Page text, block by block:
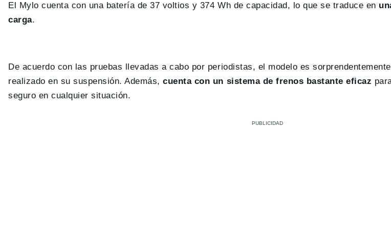
El Mylo cuenta con una batería de 37 voltios y 374 Wh de capacidad, lo que se traduce en
carga.
De acuerdo con las pruebas llevadas a cabo por periodistas, el modelo es
realizado en su suspensión. Además,cuenta con un sistema de frenos bastante eficaz
seguro en cualquier situación.